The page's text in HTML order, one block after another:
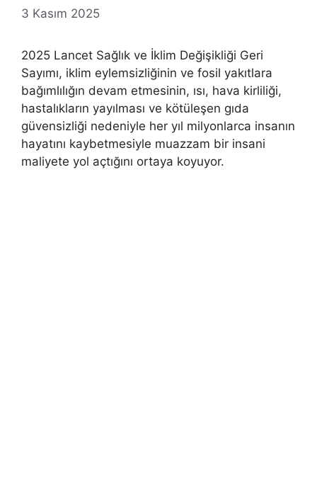
3 Kasım 2025
2025 Lancet Sağlık ve İklim Değişikliği Geri
Sayımı, iklim eylemsizliğinin ve fosil yakıtlara
bağımlılığın devam etmesinin, ısı, hava kirliliği,
hastalıkların yayılması ve kötüleşen gıda
güvensizliği nedeniyle her yıl milyonlarca insanın
hayatını kaybetmesiyle muazzam bir insani
maliyete yol açtığını ortaya koyuyor.